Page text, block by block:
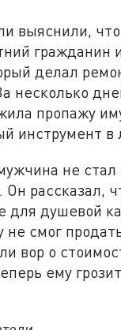
выяснили,
гражданин
делал
несколько
пропажу
инструмент в
не стал
Он рассказал,
для душевой
не смог
вор о
ему